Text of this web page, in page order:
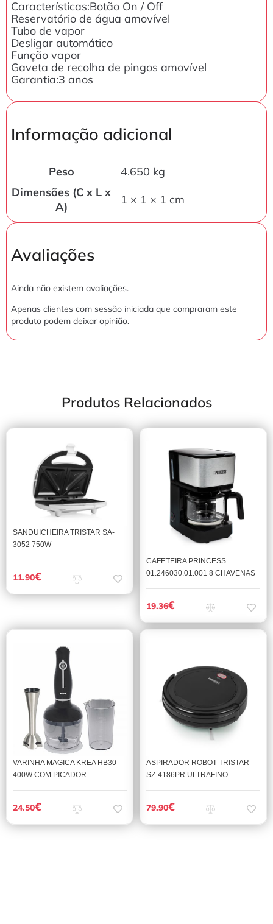
Características:Botão On / Off
Reservatório de água amovível
Tubo de vapor
Desligar automático
Função vapor
Gaveta de recolha de pingos amovível
Garantia:3 anos
Informação adicional
Peso
4.650 kg
Dimensões (C x L x
A)
1 × 1 × 1 cm
Avaliações
Ainda não existem avaliações.
Apenas clientes com sessão iniciada que compraram este
produto podem deixar opinião.
Produtos Relacionados
SANDUICHEIRA TRISTAR SA-
3052 750W
11.90€
CAFETEIRA PRINCESS
01.246030.01.001 8 CHAVENAS
19.36€
VARINHA MAGICA KREA HB30
400W COM PICADOR
24.50€
ASPIRADOR ROBOT TRISTAR
SZ-4186PR ULTRAFINO
79.90€